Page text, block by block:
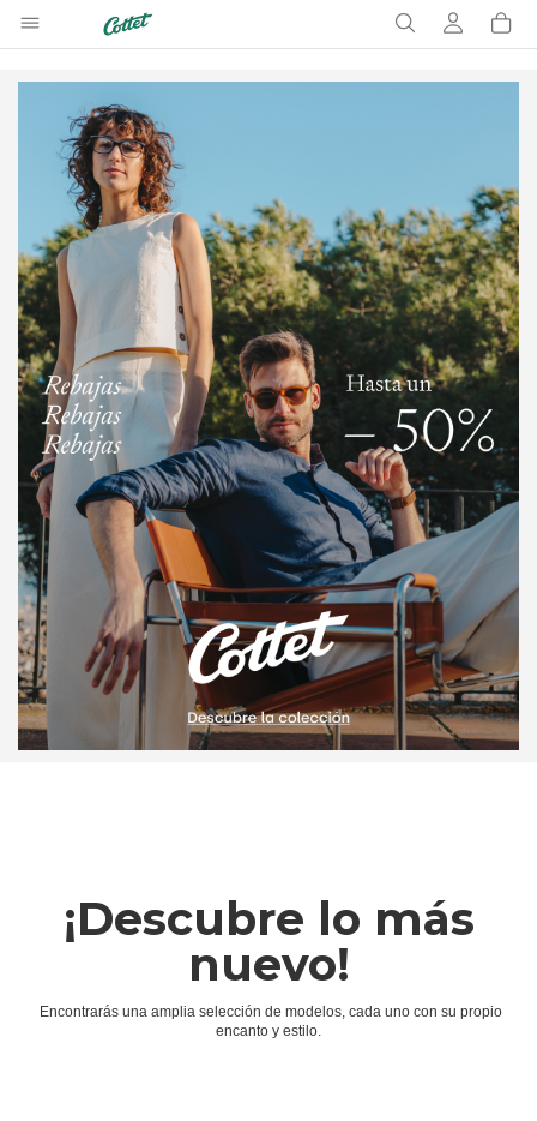
¡Descubre lo más
nuevo!
Encontrarás una amplia selección de modelos, cada uno con su propio
encanto y estilo.